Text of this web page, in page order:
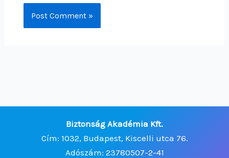
Biztonság Akadémia Kft.
Cím: 1032, Budapest, Kiscelli utca 76.
Adószám: 23780507-2-41